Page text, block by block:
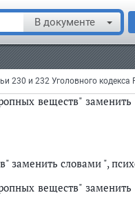
В документе
ст. 6453; 2010, N 49,
заменить словами ",
веществ"
заменить словами ",
веществ"